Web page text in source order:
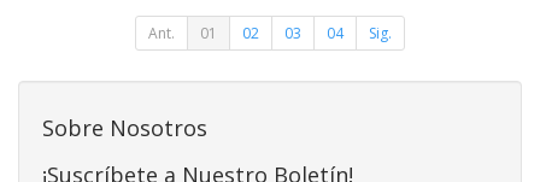
Ant. 01 02 03 04 Sig.
Sobre Nosotros
¡Suscríbete a Nuestro Boletín!